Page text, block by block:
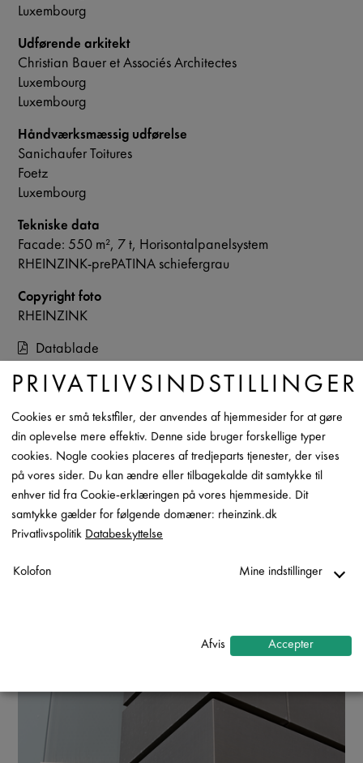
Luxembourg
Udførende arkitekt
Christian Bauer et Associés Architectes
Luxembourg
Luxembourg
Håndværksmæssig udførelse
Sanichaufer Toitures
Foetz
Luxembourg
Tekniske data
Facade: 550 m², 7 t, Horisontalpanelsystem
RHEINZINK-prePATINA schiefergrau
Copyright foto
RHEINZINK
Datablade
Kontakt
PRIVATLIVSINDSTILLINGER
Cookies er små tekstfiler, der anvendes af hjemmesider for at gøre
din oplevelse mere effektiv. Denne side bruger forskellige typer
cookies. Nogle cookies placeres af tredjeparts tjenester, der vises
på vores sider. Du kan ændre eller tilbagekalde dit samtykke til
enhver tid fra Cookie-erklæringen på vores hjemmeside. Dit
samtykke gælder for følgende domæner: rheinzink.dk
Privatlivspolitik Databeskyttelse
Kolofon Mine indstillinger
Afvis Accepter